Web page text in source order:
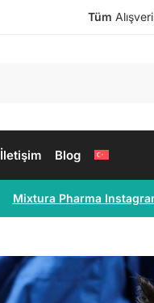
Tüm
İletişim Blog
Mixtura Pharma